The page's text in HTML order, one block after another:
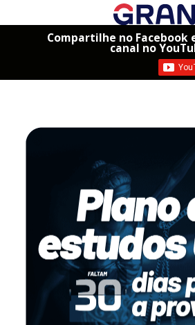
Compartilhe no Facebook
canal no